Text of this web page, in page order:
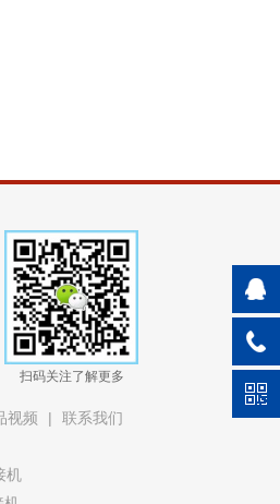
扫码关注了解更多
视频 |
联系我们
机